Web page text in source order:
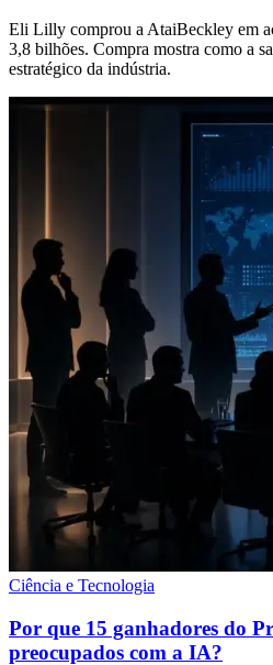
Eli Lilly comprou a AtaiBeckley em
3,8 bilhões. Compra mostra como a
estratégico da indústria.
Ciência e Tecnologia
Por que 15 ganhadores do
preocupados com a IA?